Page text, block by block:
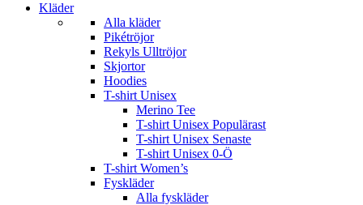
Kläder
Alla kläder
Pikétröjor
Rekyls Ulltröjor
Skjortor
Hoodies
T-shirt Unisex
Merino Tee
T-shirt Unisex Populärast
T-shirt Unisex Senaste
T-shirt Unisex 0-Ö
T-shirt Women’s
Fyskläder
Alla fyskläder